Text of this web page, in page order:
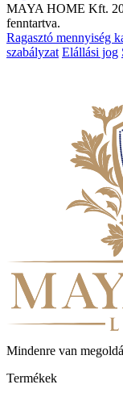
MAYA HOME Kft.
fenntartva.
Ragasztó mennyiség
szabályzat Elállási jog
Mindenre van
Termékek